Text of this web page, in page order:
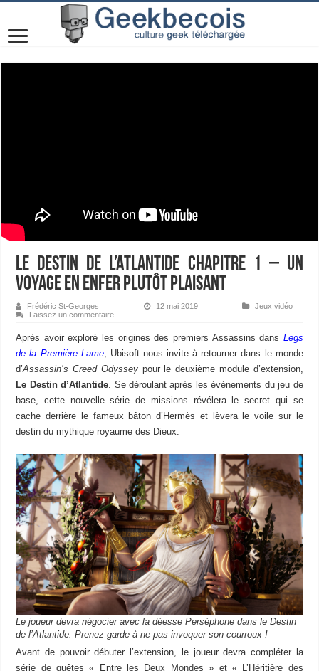
Le Destin de l’Atlantide Chapitre 1 – Un
voyage en enfer plutôt plaisant
Frédéric St-Georges 12 mai 2019
Jeux vidéo
Laissez un commentaire
Après avoir exploré les origines des premiers Assassins dans Legs
de la Première Lame, Ubisoft nous invite à retourner dans le monde
d’Assassin’s Creed Odysseypour le deuxième module d’extension,
Le Destin d’Atlantide. Se déroulant après les événements du jeu de
base, cette nouvelle série de missions révélera le secret qui se
cache derrière le fameux bâton d’Hermès et lèvera le voile sur le
destin du mythique royaume des Dieux.
Le joueur devra négocier avec la déesse Perséphone dans le Destin
de l’Atlantide. Prenez garde à ne pas invoquer son courroux !
Avant de pouvoir débuter l’extension, le joueur devra compléter la
série de quêtes « Entre les Deux Mondes » et « L’Héritière des